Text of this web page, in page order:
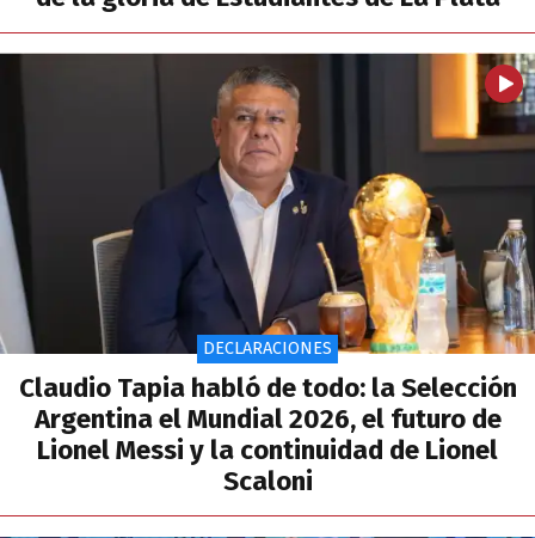
DECLARACIONES
Claudio Tapia habló de todo: la Selección
Argentina el Mundial 2026, el futuro de
Lionel Messi y la continuidad de Lionel
Scaloni